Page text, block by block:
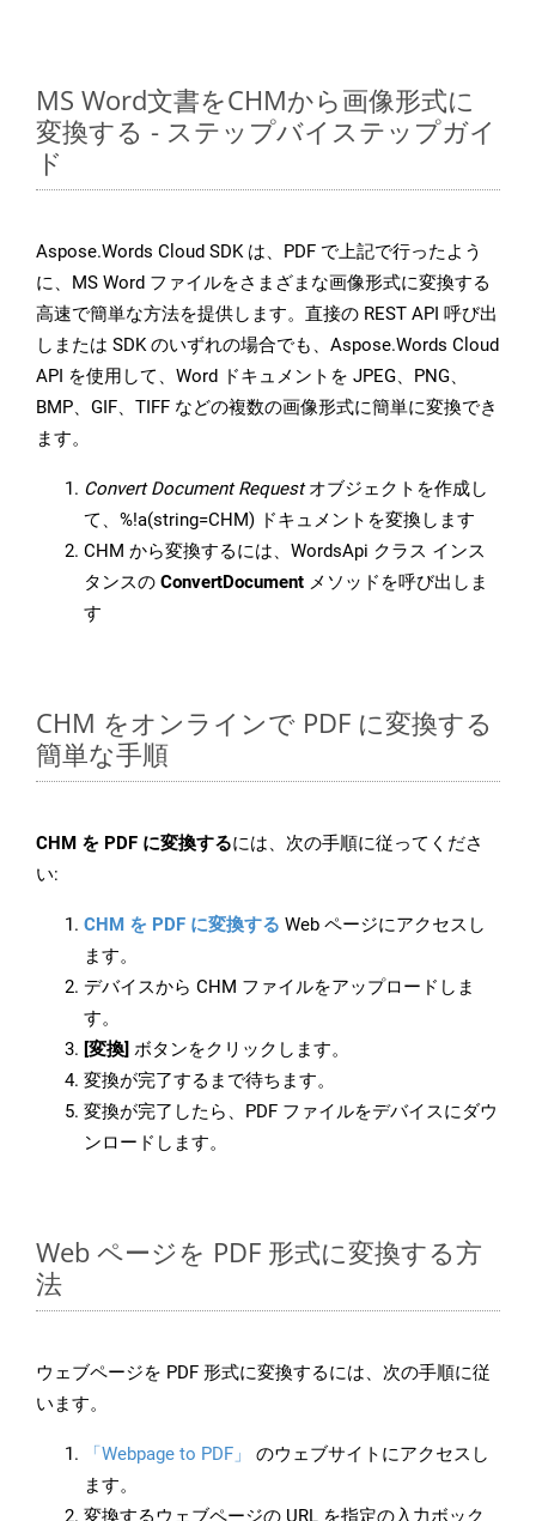
MS Word文書をCHMから画像形式に
変換する - ステップバイステップガイ
ド
Aspose.Words Cloud SDK は、PDF で上記で行ったよう
に、MS Word ファイルをさまざまな画像形式に変換する
高速で簡単な方法を提供します。直接の REST API 呼び出
しまたは SDK のいずれの場合でも、Aspose.Words Cloud
API を使用して、Word ドキュメントを JPEG、PNG、
BMP、GIF、TIFF などの複数の画像形式に簡単に変換でき
ます。
Convert Document Requestオブジェクトを作成し
て、%!a(string=CHM) ドキュメントを変換します
CHM から変換するには、WordsApi クラス インス
タンスの ConvertDocument メソッドを呼び出しま
す
CHM をオンラインで PDF に変換する
簡単な手順
CHM を PDF に変換するには、次の手順に従ってくださ
い:
CHM を PDF に変換する Web ページにアクセスし
ます。
デバイスから CHM ファイルをアップロードしま
す。
[変換] ボタンをクリックします。
変換が完了するまで待ちます。
変換が完了したら、PDF ファイルをデバイスにダウ
ンロードします。
Web ページを PDF 形式に変換する方
法
ウェブページを PDF 形式に変換するには、次の手順に従
います。
「Webpage to PDF」
のウェブサイトにアクセスし
ます。
変換するウェブページの URL を指定の入力ボック